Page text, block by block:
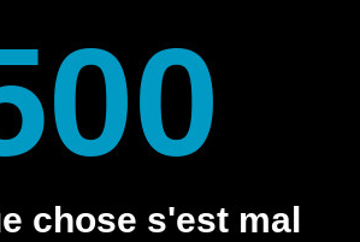
chose s'est mal